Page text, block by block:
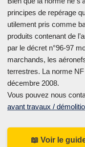
principes de repérage
utilement pris comme
produits contenant de
par le décret n°96-97
marchands, les
terrestres. La norme NF
décembre 2008.
Vous pouvez nous
avant travaux /
📖 Voir le